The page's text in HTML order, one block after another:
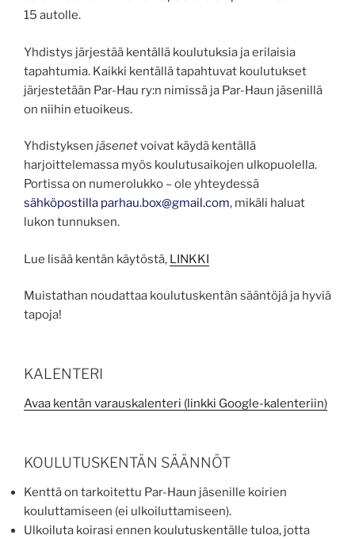
15 autolle.
Yhdistys järjestää kentällä koulutuksia ja erilaisia
tapahtumia. Kaikki kentällä tapahtuvat koulutukset
järjestetään Par-Hau ry:n nimissä ja Par-Haun jäsenillä
on niihin etuoikeus.
Yhdistyksen jäsenetvoivat käydä kentällä
harjoittelemassa myös koulutusaikojen ulkopuolella.
Portissa on numerolukko – ole yhteydessä
sähköpostilla parhau.box@gmail.com, mikäli haluat
lukon tunnuksen.
Lue lisää kentän käytöstä, LINKKI
Muistathan noudattaa koulutuskentän sääntöjä ja hyviä
tapoja!
KALENTERI
Avaa kentän varauskalenteri (linkki Google-kalenteriin)
KOULUTUSKENTÄN SÄÄNNÖT
Kenttä on tarkoitettu Par-Haun jäsenille koirien
kouluttamiseen (ei ulkoiluttamiseen).
Ulkoiluta koirasi ennen koulutuskentälle tuloa, jotta